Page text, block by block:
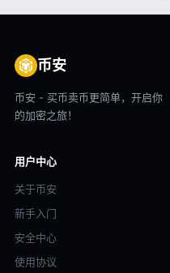
币安
币安 - 买币卖币更简单，开启你
的加密之旅！
用户中心
关于币安
新手入门
安全中心
使用协议